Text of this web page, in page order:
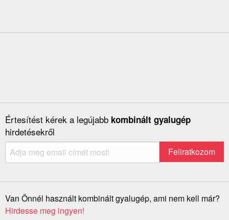
Értesítést kérek a legújabb kombinált gyalugép
hirdetésekről
Van Önnél használt kombinált gyalugép, ami nem kell már?
Hirdesse meg ingyen!